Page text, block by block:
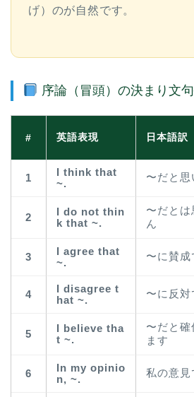
げ）のが自然です。
序論（冒頭）の決まり文
# 英語表現 日本語訳
1
I think that
~.
〜だと思
2
I do not thin
k that ~.
〜だとは
ん
3
I agree that
~.
〜に賛成
4
I disagree t
hat ~.
〜に反対
5
I believe tha
t ~.
〜だと確
ます
6
In my opinio
n, ~.
私の意見